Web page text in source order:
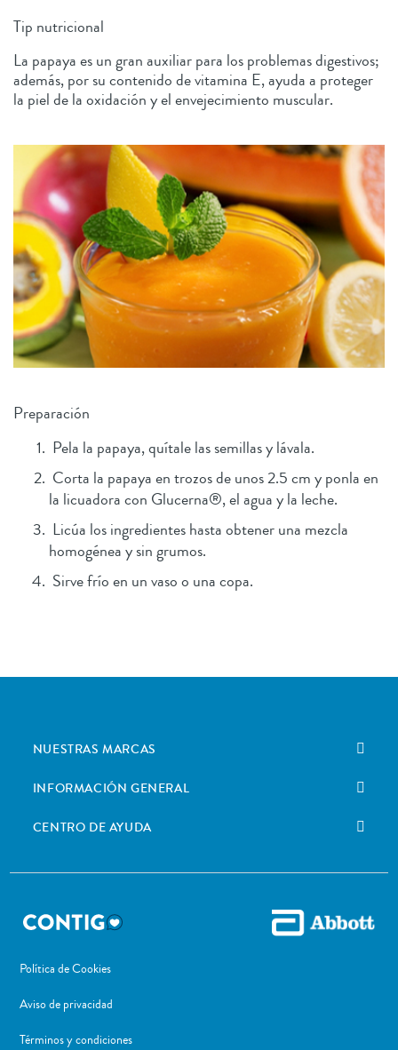
Tip nutricional
La papaya es un gran auxiliar para los problemas digestivos;
además, por su contenido de vitamina E, ayuda a proteger
la piel de la oxidación y el envejecimiento muscular.
Preparación
Pela la papaya, quítale las semillas y lávala.
Corta la papaya en trozos de unos 2.5 cm y ponla en
la licuadora con Glucerna®, el agua y la leche.
Licúa los ingredientes hasta obtener una mezcla
homogénea y sin grumos.
Sirve frío en un vaso o una copa.
NUESTRAS MARCAS
INFORMACIÓN GENERAL
CENTRO DE AYUDA
Política de Cookies
Aviso de privacidad
Términos y condiciones